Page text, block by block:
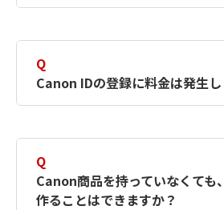
択したサービスから取得し
簡単に作成できるように、
Canon IDの登録フォームを
Q
Canon IDの登録に料金は発生し
Q
Canon商品を持っていなくても
作ることはできますか？